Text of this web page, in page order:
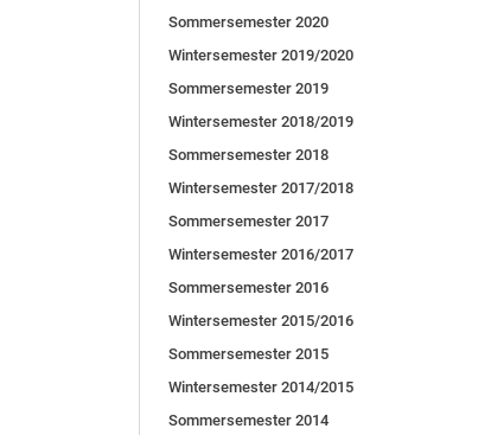
Sommersemester 2020
Wintersemester 2019/2020
Sommersemester 2019
Wintersemester 2018/2019
Sommersemester 2018
Wintersemester 2017/2018
Sommersemester 2017
Wintersemester 2016/2017
Sommersemester 2016
Wintersemester 2015/2016
Sommersemester 2015
Wintersemester 2014/2015
Sommersemester 2014